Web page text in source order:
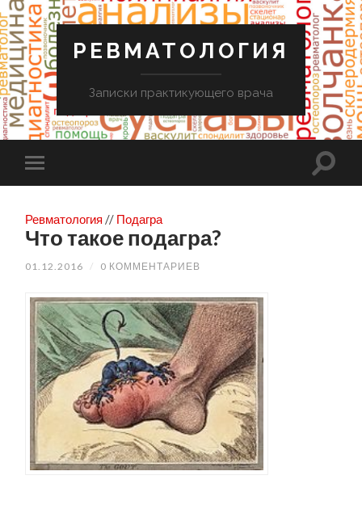
РЕВМАТОЛОГИЯ
Записки практикующего врача
Ревматология // Подагра
Что такое подагра?
01.12.2016 / 0 КОММЕНТАРИЕВ